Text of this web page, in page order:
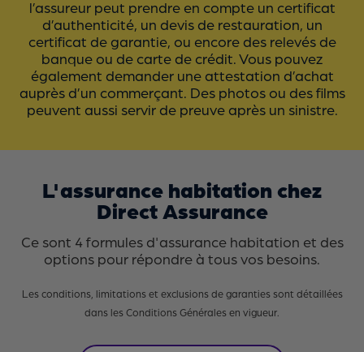
l’assureur peut prendre en compte un certificat
d’authenticité, un devis de restauration, un
certificat de garantie, ou encore des relevés de
banque ou de carte de crédit. Vous pouvez
également demander une attestation d’achat
auprès d’un commerçant. Des photos ou des films
peuvent aussi servir de preuve après un sinistre.
L'assurance habitation chez
Direct Assurance
Ce sont 4 formules d'assurance habitation et des
options pour répondre à tous vos besoins.
Les conditions, limitations et exclusions de garanties sont détaillées
dans les Conditions Générales en vigueur.